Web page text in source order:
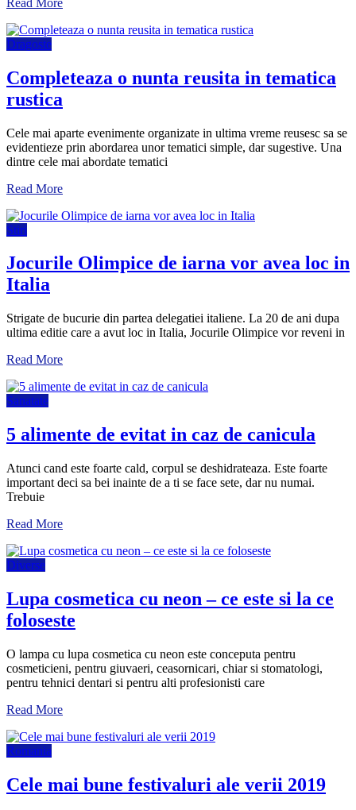
Dragoste
Completeaza o nunta reusita in tematica
rustica
Cele mai aparte evenimente organizate in ultima vreme reusesc sa se
evidentieze prin abordarea unor tematici simple, dar sugestive. Una
dintre cele mai abordate tematici
Read More
Stiri
Jocurile Olimpice de iarna vor avea loc in
Italia
Strigate de bucurie din partea delegatiei italiene. La 20 de ani dupa
ultima editie care a avut loc in Italia, Jocurile Olimpice vor reveni in
Read More
Sanatate
5 alimente de evitat in caz de canicula
Atunci cand este foarte cald, corpul se deshidrateaza. Este foarte
important deci sa bei inainte de a ti se face sete, dar nu numai.
Trebuie
Read More
Diverse
Lupa cosmetica cu neon – ce este si la ce
foloseste
O lampa cu lupa cosmetica cu neon este conceputa pentru
cosmeticieni, pentru giuvaeri, ceasornicari, chiar si stomatologi,
pentru tehnici dentari si pentru alti profesionisti care
Read More
Romania
Cele mai bune festivaluri ale verii 2019